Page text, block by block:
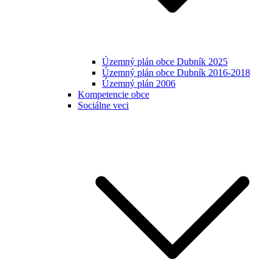
Územný plán obce Dubník 2025
Územný plán obce Dubník 2016-2018
Územný plán 2006
Kompetencie obce
Sociálne veci